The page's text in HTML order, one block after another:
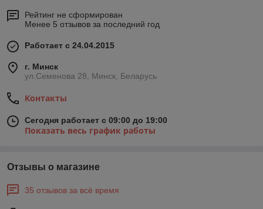
Рейтинг не сформирован
Менее 5 отзывов за последний год
Работает с 24.04.2015
г. Минск
ул.Семенова 28, Минск, Беларусь
Контакты
Сегодня работает с 09:00 до 19:00
Показать весь график работы
Отзывы о магазине
35 отзывов за всё время